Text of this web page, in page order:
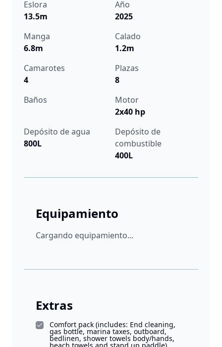
Eslora
13.5m
Año
2025
Manga
6.8m
Calado
1.2m
Camarotes
4
Plazas
8
Baños
Motor
2x40 hp
Depósito de agua
800L
Depósito de
combustible
400L
Equipamiento
Cargando equipamiento...
Extras
Comfort pack (includes: End cleaning,
gas bottle, marina taxes, outboard,
bedlinen, shower towels body/hands,